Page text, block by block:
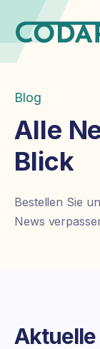
Blog
Alle
Blick
Bestellen Sie
News